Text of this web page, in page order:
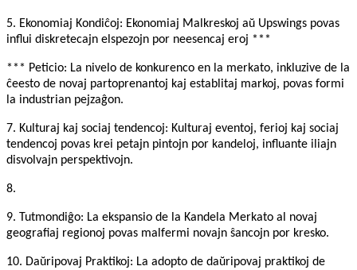
5. Ekonomiaj Kondiĉoj: Ekonomiaj Malkreskoj aŭ Upswings povas
influi diskretecajn elspezojn por neesencaj eroj ***
*** Peticio: La nivelo de konkurenco en la merkato, inkluzive de la
ĉeesto de novaj partoprenantoj kaj establitaj markoj, povas formi
la industrian pejzaĝon.
7. Kulturaj kaj sociaj tendencoj: Kulturaj eventoj, ferioj kaj sociaj
tendencoj povas krei petajn pintojn por kandeloj, influante iliajn
disvolvajn perspektivojn.
8.
9. Tutmondiĝo: La ekspansio de la Kandela Merkato al novaj
geografiaj regionoj povas malfermi novajn ŝancojn por kresko.
10. Daŭripovaj Praktikoj: La adopto de daŭripovaj praktikoj de